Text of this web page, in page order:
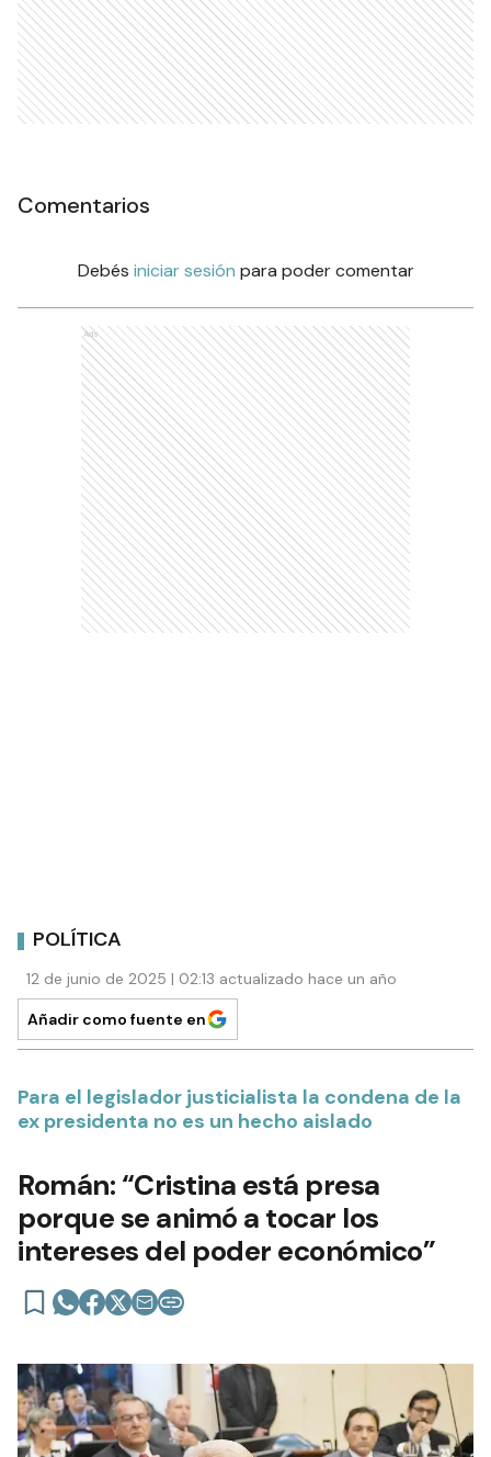
Comentarios
Debés iniciar sesión para poder comentar
Ads
POLÍTICA
12 de junio de 2025 | 02:13 actualizado hace un año
Añadir como fuente en
Para el legislador justicialista la condena de la
ex presidenta no es un hecho aislado
Román: “Cristina está presa
porque se animó a tocar los
intereses del poder económico”